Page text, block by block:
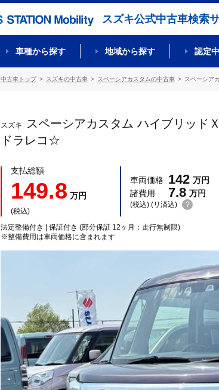
スズキ公式中古車検索
車種から探す 地域から探す 認定
中古車トップ スズキの中古車 スペーシアカスタムの中古車 スペーシア
スズキ
スペーシアカスタム ハイブリッ
ドラレコ☆
支払総額
149.8 万円
(税込)
車両価格 142 万円
諸費用
7.8 万円
(税込) (リ済込) ?
法定整備付き | 保証付き (部分保証 12ヶ月：走行無制限)
※整備費用は車両価格に含まれます